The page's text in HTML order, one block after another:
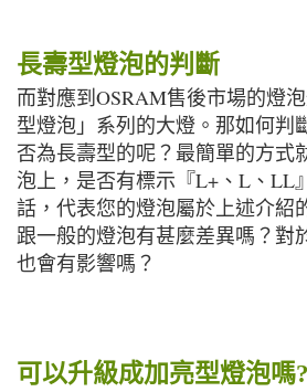
長壽型燈泡的判斷
而對應到OSRAM售後市場的燈
型燈泡」系列的大燈。那如何判
否為長壽型的呢？最簡單的方式
泡上，是否有標示『L+、L、LL
話，代表您的燈泡屬於上述介紹
跟一般的燈泡有甚麼差異嗎？對
也會有影響嗎？
可以升級成加亮型燈泡嗎?